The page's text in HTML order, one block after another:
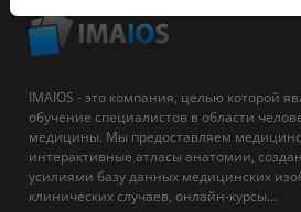
IMAIOS - это компания, целью которой
обучение специалистов в области
медицины. Мы предоставляем
интерактивные атласы анатомии,
усилиями базу данных медицинских
клинических случаев, онлайн-курсы...